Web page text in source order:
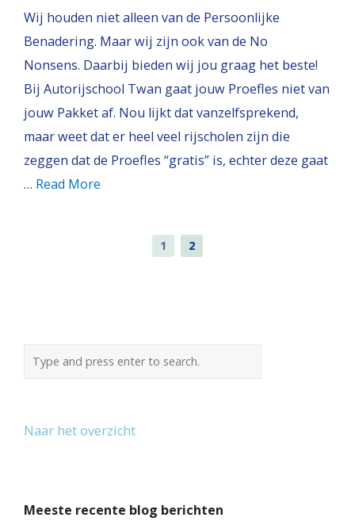
Wij houden niet alleen van de Persoonlijke
Benadering. Maar wij zijn ook van de No
Nonsens. Daarbij bieden wij jou graag het beste!
Bij Autorijschool Twan gaat jouw Proefles niet van
jouw Pakket af. Nou lijkt dat vanzelfsprekend,
maar weet dat er heel veel rijscholen zijn die
zeggen dat de Proefles “gratis” is, echter deze gaat
… Read More
1 2
Naar het overzicht
Meeste recente blog berichten